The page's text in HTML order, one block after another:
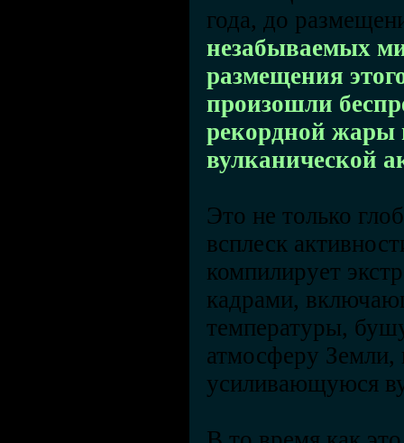
года, до
незабываемых
размещения
произошли
рекордной жары
вулканической
Это не только
всплеск
компилирует
кадрами,
температуры,
атмосферу
усиливающуюся